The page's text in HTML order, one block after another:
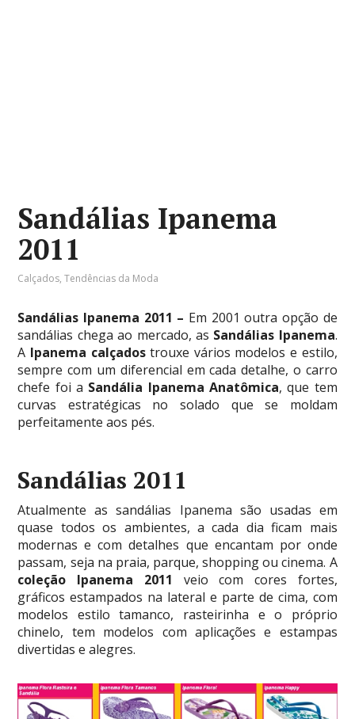
Sandálias Ipanema
2011
Calçados,Tendências da Moda
Sandálias Ipanema 2011 – Em 2001 outra opção de
sandálias chega ao mercado, as Sandálias Ipanema.
A Ipanema calçadostrouxe vários modelos e estilo,
sempre com um diferencial em cada detalhe, o carro
chefe foi a Sandália Ipanema Anatômica, que tem
curvas estratégicas no solado que se moldam
perfeitamente aos pés.
Sandálias 2011
Atualmente as sandálias Ipanema são usadas em
quase todos os ambientes, a cada dia ficam mais
modernas e com detalhes que encantam por onde
passam, seja na praia, parque, shopping ou cinema. A
coleção Ipanema 2011 veio com cores fortes,
gráficos estampados na lateral e parte de cima, com
modelos estilo tamanco, rasteirinha e o próprio
chinelo, tem modelos com aplicações e estampas
divertidas e alegres.